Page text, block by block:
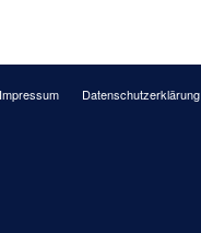
Datenschutzerklärung